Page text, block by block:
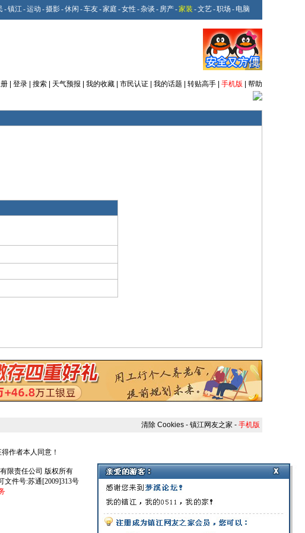
-镇江-运动 -摄影-休闲 -车友-家庭 -女性 -杂谈 - 房产-家装 -文艺-职场 - 电脑
登录 搜索 天气预报 我的收藏 市民认证 我的话题 转贴高手 手机版
帮助
清除 Cookies - 镇江网友之家 - 手机版
作者本人同意！
限责任公司 版权所有
文件号:苏通[2009]313号